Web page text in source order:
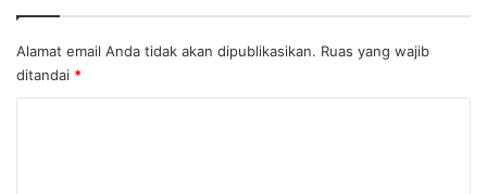
Alamat email Anda tidak akan dipublikasikan. Ruas yang wajib
ditandai *